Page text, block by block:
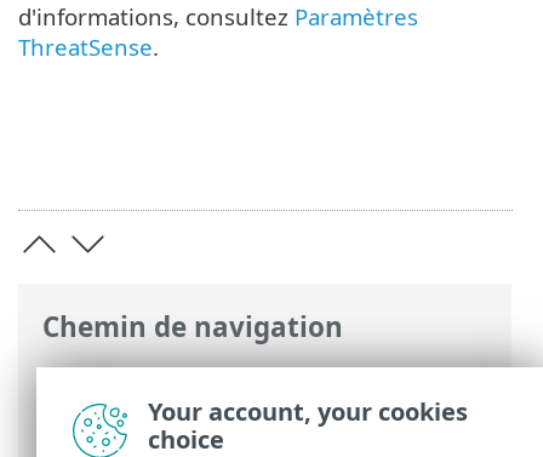
Chemin de navigation
Aide en ligne ESET>ESET Server Security
for Linux
>Configuration >Protections>
Protection de l’accès Web
d'informations, consultez Paramètres
ThreatSense.
Your account, your cookies
choice